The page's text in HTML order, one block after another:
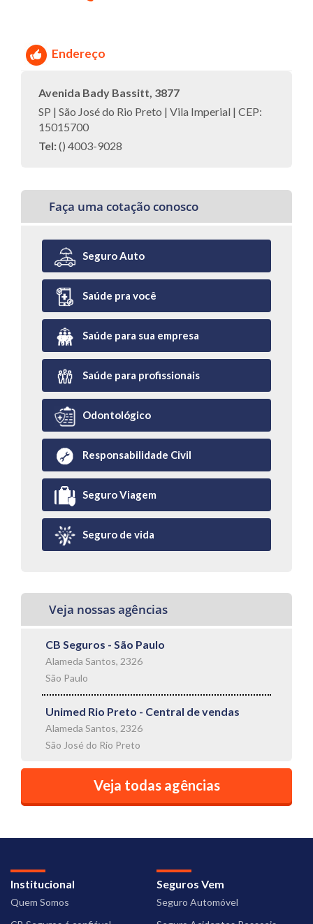
Endereço
Avenida Bady Bassitt, 3877
SP | São José do Rio Preto | Vila Imperial | CEP:
15015700
Tel:() 4003-9028
Faça uma cotação conosco
Seguro Auto
Saúde pra você
Saúde para sua empresa
Saúde para profissionais
Odontológico
Responsabilidade Civil
Seguro Viagem
Seguro de vida
Veja nossas agências
CB Seguros - São Paulo
Alameda Santos, 2326
São Paulo
Unimed Rio Preto - Central de vendas
Alameda Santos, 2326
São José do Rio Preto
Veja todas agências
Institucional
Quem Somos
Seguros Vem
Seguro Automóvel